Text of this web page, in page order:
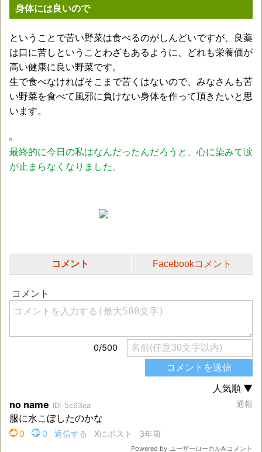
身体には良いので
ということで苦い野菜は食べるのがしんどいですが、良薬
は口に苦しということわざもあるように、どれも栄養価が
高い健康に良い野菜です。
生で食べなければそこまで苦くはないので、みなさんも苦
い野菜を食べて風邪に負けない身体を作って頂きたいと思
います。
最終的に今日の私はなんだったんだろうと、心に染みて涙
が止まらなくなりました。
コメント Facebookコメント